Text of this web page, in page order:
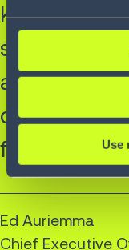
Use
Kunden
schon
aktuellen
die
finden.“
Ed Auriemma
Chief Executive